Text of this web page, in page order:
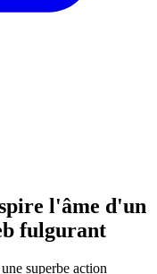
l'âme d'un
fulgurant
superbe action